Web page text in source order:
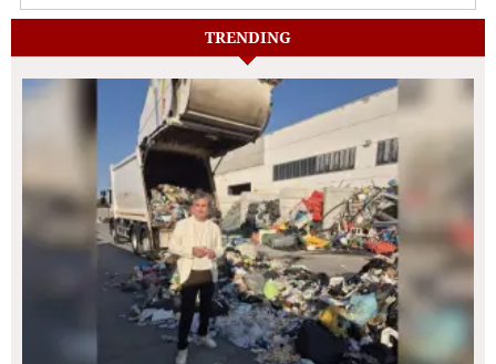
TRENDING